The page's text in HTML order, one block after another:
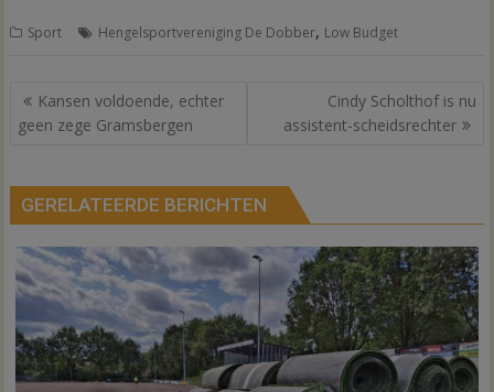
Sport Hengelsportvereniging De Dobber, Low Budget
Bericht
navigatie
Kansen voldoende, echter
geen zege Gramsbergen
Cindy Scholthof is nu
assistent-scheidsrechter
GERELATEERDE BERICHTEN